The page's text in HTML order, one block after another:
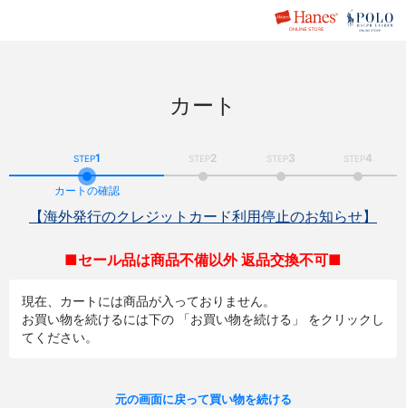
カート
STEP1
カートの確認
STEP2 STEP3 STEP4
【海外発行のクレジットカード利用停止のお知らせ】
■セール品は商品不備以外 返品交換不可■
現在、カートには商品が入っておりません。
お買い物を続けるには下の 「お買い物を続ける」 をクリックし
てください。
元の画面に戻って買い物を続ける